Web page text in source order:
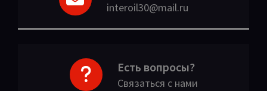
interoil30@mail.ru
Есть вопросы?
Связаться с нами